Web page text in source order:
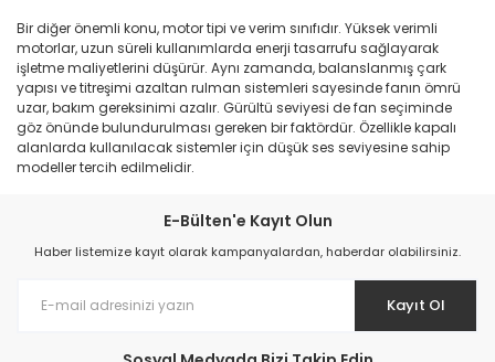
Bir diğer önemli konu, motor tipi ve verim sınıfıdır. Yüksek verimli
motorlar, uzun süreli kullanımlarda enerji tasarrufu sağlayarak
işletme maliyetlerini düşürür. Aynı zamanda, balanslanmış çark
yapısı ve titreşimi azaltan rulman sistemleri sayesinde fanın ömrü
uzar, bakım gereksinimi azalır. Gürültü seviyesi de fan seçiminde
göz önünde bulundurulması gereken bir faktördür. Özellikle kapalı
alanlarda kullanılacak sistemler için düşük ses seviyesine sahip
modeller tercih edilmelidir.
E-Bülten'e Kayıt Olun
Haber listemize kayıt olarak kampanyalardan, haberdar olabilirsiniz.
Kayıt Ol